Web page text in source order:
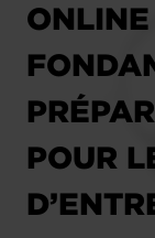
POUR